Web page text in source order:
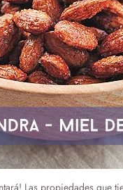
Las propiedades que